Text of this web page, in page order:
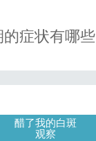
症状有哪些
醋了我的白斑
观察